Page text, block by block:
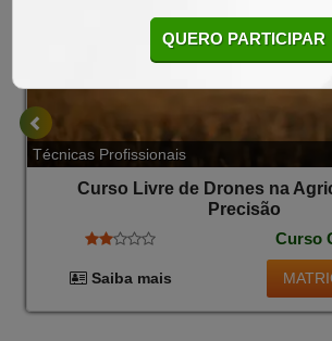
Técnicas Profissionais
Curso Livre de Drones na
Precisão
Curso
Saiba mais
QUERO PARTICIPAR